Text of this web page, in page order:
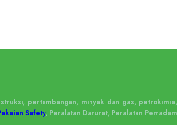
pertambangan, minyak dan gas, petrokimia,
Safety, Peralatan Darurat, Peralatan Pemadam